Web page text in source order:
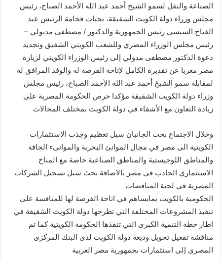
الصناعة والنقل لسمو الشيخ أحمد عبد الله الأحمد الصباح، رئيس
مجلس وزراء دولة الكويت الشقيقة، تحيات فخامة الرئيس عبد
الفتاح السيسي رئيس الجمهورية والدكتور / مصطفى مدبولي –
رئيس مجلس الوزراء المصري وللشعب الكويتي الشقيق وتجديد
دعوة الدكتور مصطفى مدولي إلى رئيس الوزراء الكويتي لزيارة
مصر معربا عن تقديره الكامل لإتاحة الفرصة له والوفد المرافق له
لمقابلة سمو الشيخ أحمد عبد الله الأحمد الصباح، رئيس مجلس
وزراء دولة الكويت الشقيقة مؤكدا حرص الحكومة المصرية على
زيادة التعاون مع الأشقاء في دولة الكويت بمختلف المجالات
وخلال الاجتماع بحث الجانبان سبل تعظيم وجذب الاستثمارات
الكويتية الى مصر في مجال الموانئ البحرية والموانىء الجافة
والمناطق اللوجيستية والمناطق الصناعية خاصة مع المناخ
الاستثماري الجاذب في مصر بالاضافة بحث سبل تسجيل الشركات
المصرية في لجنة المناقصات
الحكومية بالكويت بمايساهم في اتاحة الفرصة لها للمنافسة على
تنفيذ المشروعات المختلفة التي تطرحها دولة الكويت الشقيقة في
اطار خطة التنمية الكبرى التي تنفذها الحكومة الكويتية كما تم
مناقشة تفعيل تحويل وديعة دولة الكويت لدى البنك المركزى
المصرى إلى استثمارات بجمهورية مصر العربية